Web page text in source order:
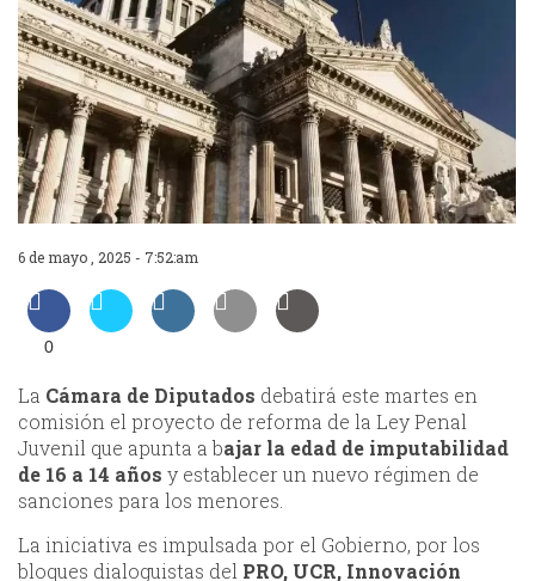
6 de mayo , 2025 - 7:52:am
0
La Cámara de Diputados debatirá este martes en
comisión el proyecto de reforma de la Ley Penal
Juvenil que apunta a bajar la edad de imputabilidad
de 16 a 14 años y establecer un nuevo régimen de
sanciones para los menores.
La iniciativa es impulsada por el Gobierno, por los
bloques dialoguistas del PRO, UCR, Innovación